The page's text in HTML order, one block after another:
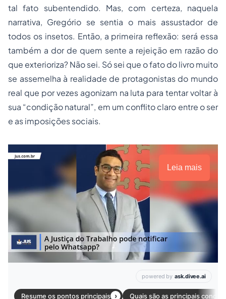
tal fato subentendido. Mas, com certeza, naquela
narrativa, Gregório se sentia o mais assustador de
todos os insetos. Então, a primeira reflexão: será essa
também a dor de quem sente a rejeição em razão do
que exterioriza? Não sei. Só sei que o fato do livro muito
se assemelha à realidade de protagonistas do mundo
real que por vezes agonizam na luta para tentar voltar à
sua “condição natural”, em um conflito claro entre o ser
e as imposições sociais.
Leia mais